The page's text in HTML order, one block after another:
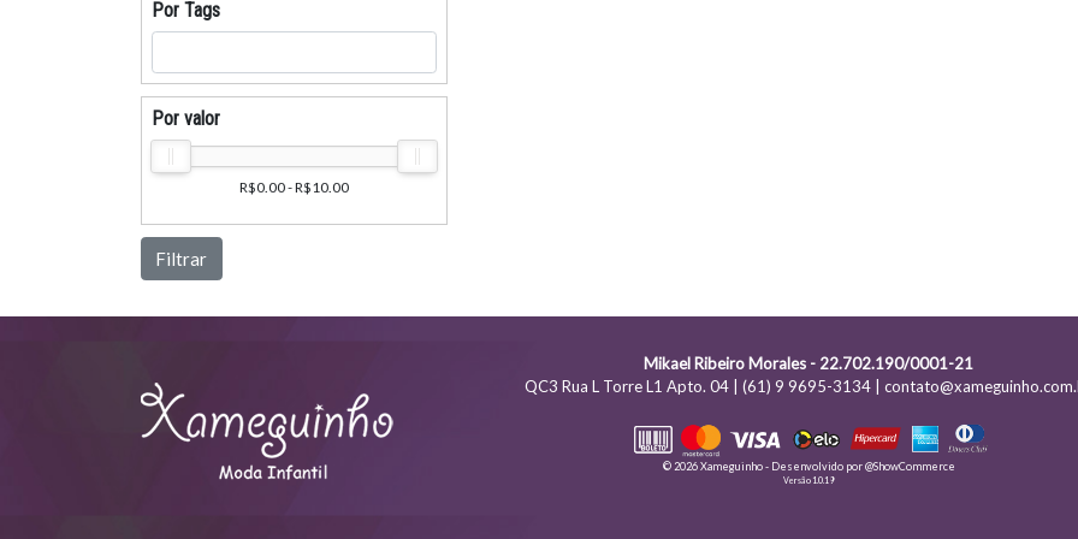
Por Tags
Por valor
R$0.00 - R$10.00
Filtrar
Mikael Ribeiro Morales - 22.702.190/0001-21
QC3 Rua L Torre L1 Apto. 04 | (61) 9 9695-3134 |
© 2026 Xameguinho - Desenvolvido por@ShowCommerce
Versão 1.0.19